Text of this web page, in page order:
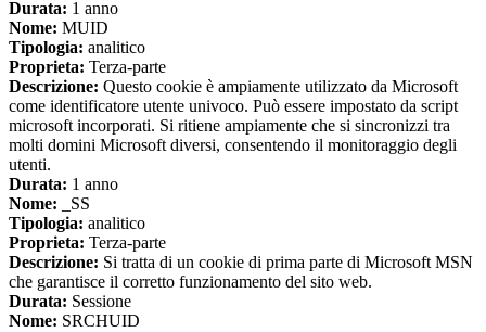
Durata: 1 anno
Nome: MUID
Tipologia: analitico
Proprieta: Terza-parte
Descrizione: Questo cookie è ampiamente utilizzato da Microsoft
come identificatore utente univoco. Può essere impostato da script
microsoft incorporati. Si ritiene ampiamente che si sincronizzi tra
molti domini Microsoft diversi, consentendo il monitoraggio degli
utenti.
Durata: 1 anno
Nome: _SS
Tipologia: analitico
Proprieta: Terza-parte
Descrizione: Si tratta di un cookie di prima parte di Microsoft MSN
che garantisce il corretto funzionamento del sito web.
Durata: Sessione
Nome: SRCHUID